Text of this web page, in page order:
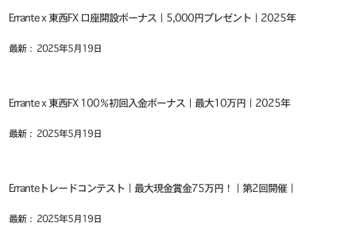
Errante x 東西FX 口座開設ボーナス｜5,000円プレゼント｜2025年
最新： 2025年5月19日
Errante x 東西FX 100％初回入金ボーナス｜最大10万円｜2025年
最新： 2025年5月19日
Erranteトレードコンテスト｜最大現金賞金75万円！｜第2回開催｜
最新： 2025年5月19日